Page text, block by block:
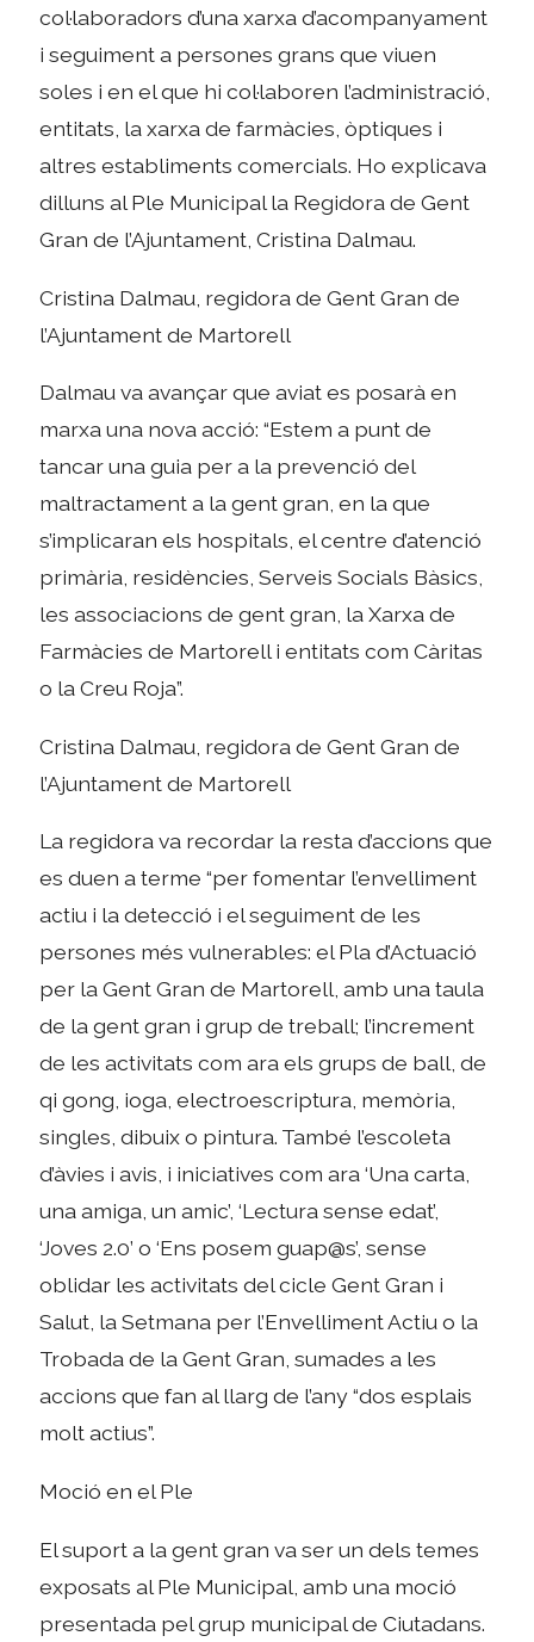
col·laboradors d’una xarxa d’acompanyament
i seguiment a persones grans que viuen
soles i en el que hi col·laboren l’administració,
entitats, la xarxa de farmàcies, òptiques i
altres establiments comercials. Ho explicava
dilluns al Ple Municipal la Regidora de Gent
Gran de l’Ajuntament, Cristina Dalmau.
Cristina Dalmau, regidora de Gent Gran de
l’Ajuntament de Martorell
Dalmau va avançar que aviat es posarà en
marxa una nova acció: “Estem a punt de
tancar una guia per a la prevenció del
maltractament a la gent gran, en la que
s’implicaran els hospitals, el centre d’atenció
primària, residències, Serveis Socials Bàsics,
les associacions de gent gran, la Xarxa de
Farmàcies de Martorell i entitats com Càritas
o la Creu Roja”.
Cristina Dalmau, regidora de Gent Gran de
l’Ajuntament de Martorell
La regidora va recordar la resta d’accions que
es duen a terme “per fomentar l’envelliment
actiu i la detecció i el seguiment de les
persones més vulnerables: el Pla d’Actuació
per la Gent Gran de Martorell, amb una taula
de la gent gran i grup de treball; l’increment
de les activitats com ara els grups de ball, de
qi gong, ioga, electroescriptura, memòria,
singles, dibuix o pintura. També l’escoleta
d’àvies i avis, i iniciatives com ara ‘Una carta,
una amiga, un amic’, ‘Lectura sense edat’,
‘Joves 2.0’ o ‘Ens posem guap@s’, sense
oblidar les activitats del cicle Gent Gran i
Salut, la Setmana per l’Envelliment Actiu o la
Trobada de la Gent Gran, sumades a les
accions que fan al llarg de l’any “dos esplais
molt actius”.
Moció en el Ple
El suport a la gent gran va ser un dels temes
exposats al Ple Municipal, amb una moció
presentada pel grup municipal de Ciutadans.